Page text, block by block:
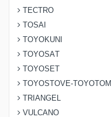
TECTRO
TOSAI
TOYOKUNI
TOYOSAT
TOYOSET
TOYOSTOVE-TOYOTOMI
TRIANGEL
VULCANO